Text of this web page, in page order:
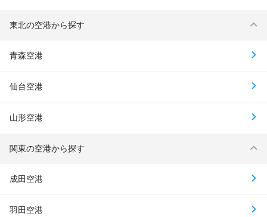
東北の空港から探す
青森空港
仙台空港
山形空港
関東の空港から探す
成田空港
羽田空港